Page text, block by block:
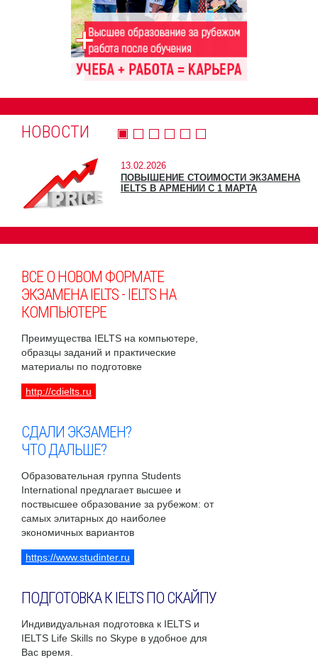
НОВОСТИ
13.02.2026
ПОВЫШЕНИЕ СТОИМОСТИ ЭКЗАМЕНА
IELTS В АРМЕНИИ С 1 МАРТА
ВСЕ О НОВОМ ФОРМАТЕ
ЭКЗАМЕНА IELTS - IELTS НА
КОМПЬЮТЕРЕ
Преимущества IELTS на компьютере,
образцы заданий и практические
материалы по подготовке
http://cdielts.ru
СДАЛИ ЭКЗАМЕН?
ЧТО ДАЛЬШЕ?
Образовательная группа Students
International предлагает высшее и
поствысшее образование за рубежом: от
самых элитарных до наиболее
экономичных вариантов
https://www.studinter.ru
ПОДГОТОВКА К IELTS ПО СКАЙПУ
Индивидуальная подготовка к IELTS и
IELTS Life Skills по Skype в удобное для
Вас время.